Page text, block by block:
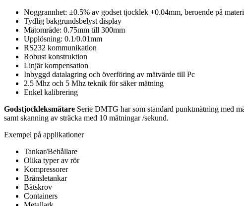
Noggrannhet: ±0.5% av godset tjocklek +0.04mm, beroende på
Tydlig bakgrundsbelyst display
Mätområde: 0.75mm till 300mm
Upplösning: 0.1/0.01mm
RS232 kommunikation
Robust konstruktion
Linjär kompensation
Inbyggd datalagring och överföring av mätvärde till Pc
2.5 Mhz och 5 Mhz teknik för säker mätning
Enkel kalibrering
Godstjockleksmätare Serie DMTG har som standard punktmätning med
samt skanning av sträcka med 10 mätningar /sekund.
Exempel på applikationer
Tankar/Behållare
Olika typer av rör
Kompressorer
Bränsletankar
Båtskrov
Containers